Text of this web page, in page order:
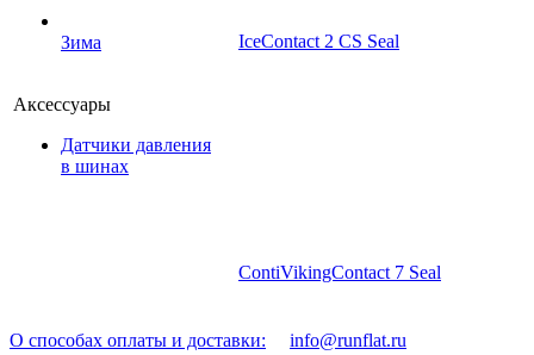
Зима
Аксессуары
Датчики давления
в шинах
IceContact 2 CS Seal
ContiVikingContact 7 Seal
О способах оплаты и доставки:
info@runflat.ru